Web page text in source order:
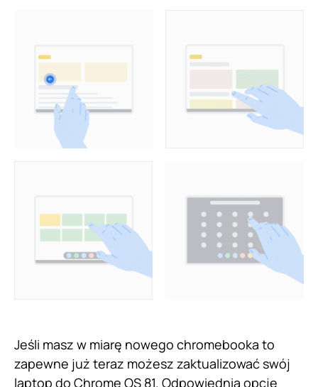
Jeśli masz w miarę nowego chromebooka to
zapewne już teraz możesz zaktualizować swój
laptop do Chrome OS 81. Odpowiednią opcję